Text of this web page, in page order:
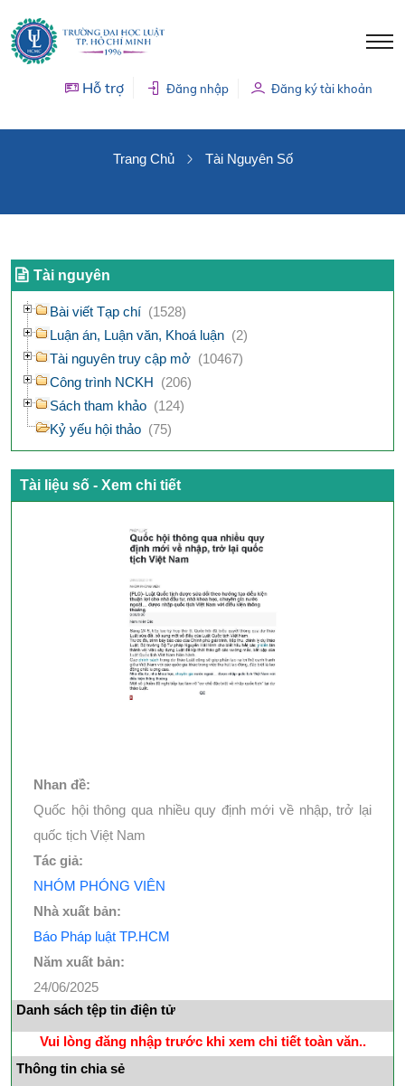
Hỗ trợ Đăng nhập Đăng ký tài khoản
Trang Chủ Tài Nguyên Số
Tài nguyên
Bài viết Tạp chí (1528)
Luận án, Luận văn, Khoá luận (2)
Tài nguyên truy cập mở (10467)
Công trình NCKH (206)
Sách tham khảo (124)
Kỷ yếu hội thảo (75)
Tài liệu số - Xem chi tiết
Nhan đề:
Quốc hội thông qua nhiều quy định mới về nhập, trở lại
quốc tịch Việt Nam
Tác giả:
NHÓM PHÓNG VIÊN
Nhà xuất bản:
Báo Pháp luật TP.HCM
Năm xuất bản:
24/06/2025
Danh sách tệp tin điện tử
Vui lòng đăng nhập trước khi xem chi tiết toàn văn..
Thông tin chia sẻ